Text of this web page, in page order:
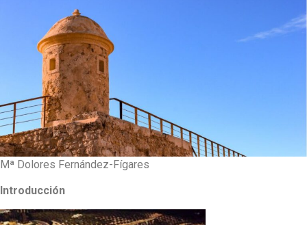
Mª Dolores Fernández-Fígares
Introducción